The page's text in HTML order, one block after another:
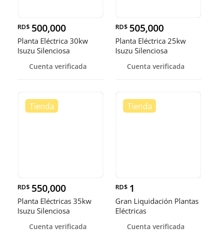
RD$ 500,000
Planta Eléctrica 30kw
Isuzu Silenciosa
Cuenta verificada
RD$ 505,000
Planta Eléctrica 25kw
Isuzu Silenciosa
Cuenta verificada
RD$ 550,000
Planta Eléctricas 35kw
Isuzu Silenciosa
Cuenta verificada
RD$ 1
Gran Liquidación Plantas
Eléctricas
Cuenta verificada